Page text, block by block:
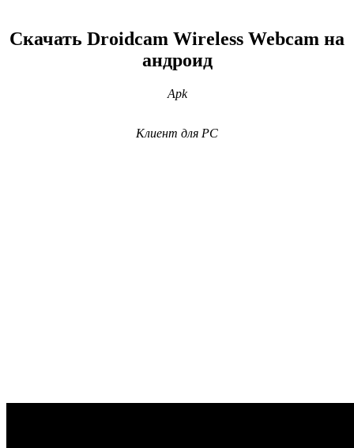
Скачать Droidcam Wireless Webcam на
андроид
Apk
Клиент для PC